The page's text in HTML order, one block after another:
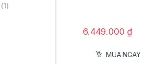
6.449.000 ₫
MUA NGAY
(1)